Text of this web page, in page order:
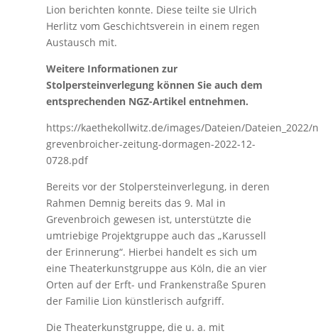
Lion berichten konnte. Diese teilte sie Ulrich
Herlitz vom Geschichtsverein in einem regen
Austausch mit.
Weitere Informationen zur
Stolpersteinverlegung können Sie auch dem
entsprechenden NGZ-Artikel entnehmen.
https://kaethekollwitz.de/images/Dateien/Dateien_2022/
grevenbroicher-zeitung-dormagen-2022-12-
0728.pdf
Bereits vor der Stolpersteinverlegung, in deren
Rahmen Demnig bereits das 9. Mal in
Grevenbroich gewesen ist, unterstützte die
umtriebige Projektgruppe auch das „Karussell
der Erinnerung“. Hierbei handelt es sich um
eine Theaterkunstgruppe aus Köln, die an vier
Orten auf der Erft- und Frankenstraße Spuren
der Familie Lion künstlerisch aufgriff.
Die Theaterkunstgruppe, die u. a. mit